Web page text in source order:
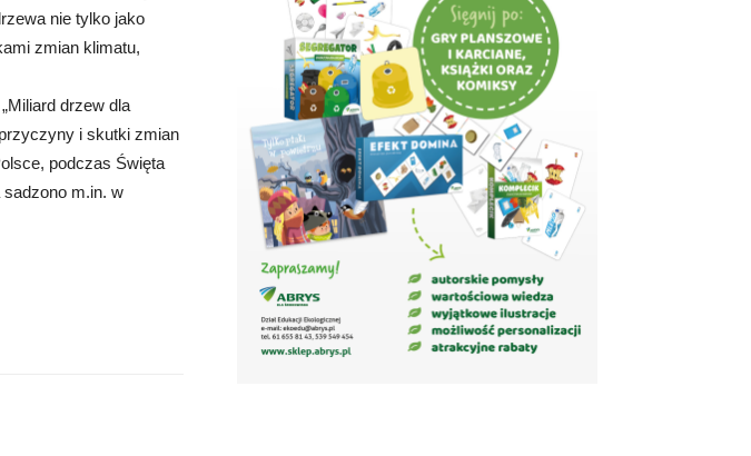
nie tylko jako
zmian klimatu,
drzew dla
i skutki zmian
podczas Święta
sadzono m.in. w